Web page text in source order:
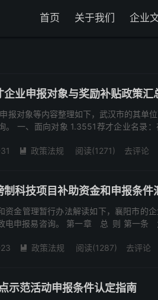
首页 关于我们 企业
业申报对象与奖励补贴政策汇
报对象等内容整理如下，武汉市的其单
。 一、面向对象 1.3551荐才企业名录：
 政策法规 阅读(1271) 去评论
科技项目补助资金和申报条件
资金管理暂行办法解读如下，襄阳市的
电申报易咨询。 第一章 总 则 第一条
 政策法规 阅读(1287) 去评论
示范活动申报条件认定指南